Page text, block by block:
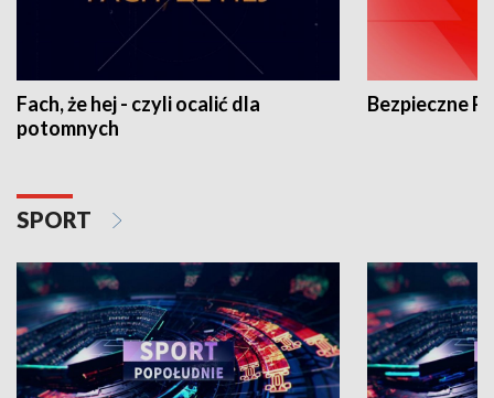
Fach, że hej - czyli ocalić dla
potomnych
Bezpieczne
SPORT